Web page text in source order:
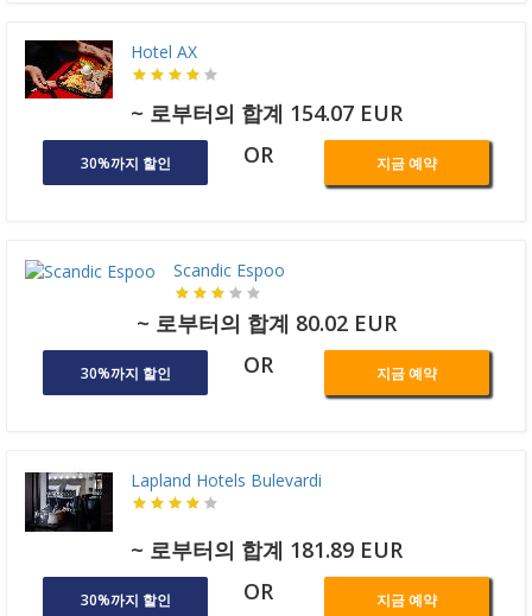
Hotel AX
~ 로부터의 합계 154.07 EUR
30%까지 할인 OR 지금 예약
Scandic Espoo
~ 로부터의 합계 80.02 EUR
30%까지 할인 OR 지금 예약
Lapland Hotels Bulevardi
~ 로부터의 합계 181.89 EUR
30%까지 할인 OR 지금 예약